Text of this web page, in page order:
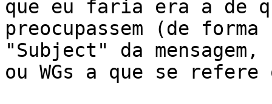
que eu faria era a de
preocupassem (de
"Subject" da mensagem,
ou WGs a que se